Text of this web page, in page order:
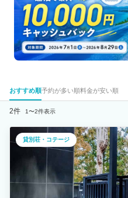
おすすめ順予約が多い順料金が安い順
2件 1〜2件表示
貸別荘・コテージ